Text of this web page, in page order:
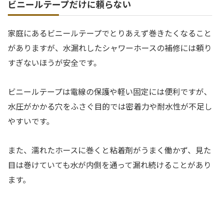
ビニールテープだけに頼らない
家庭にあるビニールテープでとりあえず巻きたくなること
がありますが、水漏れしたシャワーホースの補修には頼り
すぎないほうが安全です。
ビニールテープは電線の保護や軽い固定には便利ですが、
水圧がかかる穴をふさぐ目的では密着力や耐水性が不足し
やすいです。
また、濡れたホースに巻くと粘着剤がうまく働かず、見た
目は巻けていても水が内側を通って漏れ続けることがあり
ます。